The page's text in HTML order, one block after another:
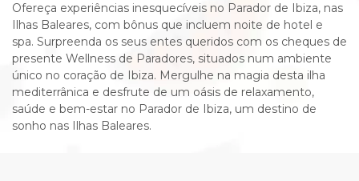
Ofereça experiências inesquecíveis no Parador de Ibiza, nas
Ilhas Baleares, com bônus que incluem noite de hotel e
spa. Surpreenda os seus entes queridos com os cheques de
presente Wellness de Paradores, situados num ambiente
único no coração de Ibiza. Mergulhe na magia desta ilha
mediterrânica e desfrute de um oásis de relaxamento,
saúde e bem-estar no Parador de Ibiza, um destino de
sonho nas Ilhas Baleares.